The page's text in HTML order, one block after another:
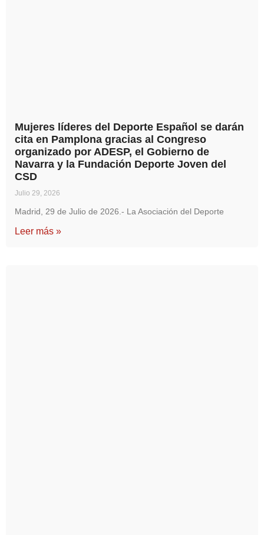
Mujeres líderes del Deporte Español se darán
cita en Pamplona gracias al Congreso
organizado por ADESP, el Gobierno de
Navarra y la Fundación Deporte Joven del
CSD
Julio 29, 2026
Madrid, 29 de Julio de 2026.- La Asociación del Deporte
Leer más »